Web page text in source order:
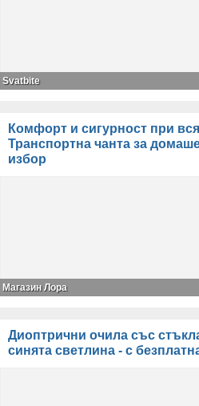
Svatbite
Комфорт и сигурност при
Транспортна чанта за
избор
Магазин Лора
Диоптрични очила със
синята светлина - с